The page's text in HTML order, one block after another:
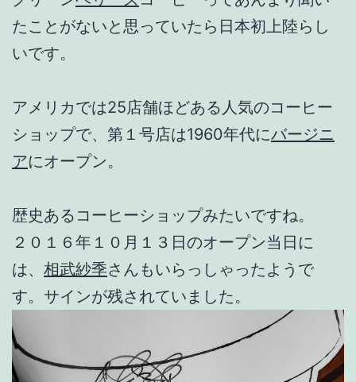
たことがないと思っていたら日本初上陸らし
いです。
アメリカでは25店舗ほどある人気のコーヒー
ショップで、第１号店は1960年代にバージニ
アにオープン。
歴史あるコーヒーショップみたいですね。
２０１６年１０月１３日のオープン当日に
は、 相武紗季さんもいらっしゃったようで
す。サインが残されていました。